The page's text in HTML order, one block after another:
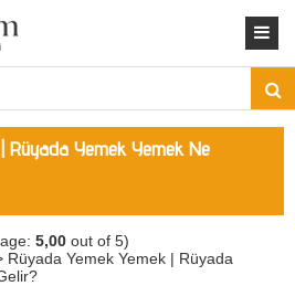
Rüyada Yemek Yemek Ne
5,00 out of 5)
Rüyada Yemek Yemek | Rüyada